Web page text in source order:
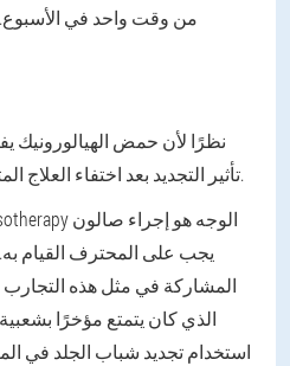
نظرًا لأن حمض الهيالورونيك
تأثير التجديد بعد اختفاء العلاج المتوسط بعد حوالي ستة أشهر.
يجب على المحترف القيام
المشاركة في مثل هذه
استخدام تجديد شباب الجلد في